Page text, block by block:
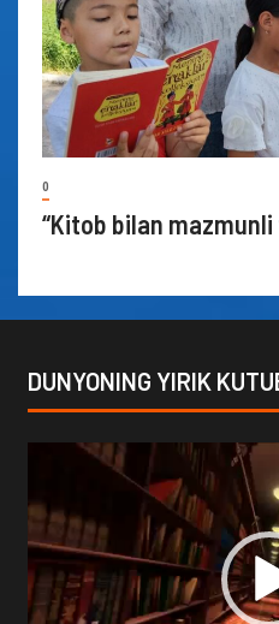
0
“Kitob bilan
DUNYONING YIRIK